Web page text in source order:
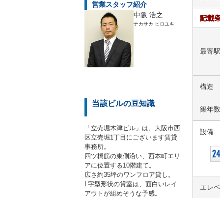
営業スタッフ紹介
中阪 浩之
ナカサカ ヒロユキ
当該ビルの豆知識
「立売堀木津ビル」は、大阪市西
区立売堀1丁目にございます賃貸
事務所。
四ツ橋筋の東側沿い、西本町エリ
アに位置する10階建て。
広さ約35坪のワンフロア貸し。
L字型形状の貸室は、面白いレイ
アウトが組めそうな予感。
最寄駅
構造
築年数
設備
エレ